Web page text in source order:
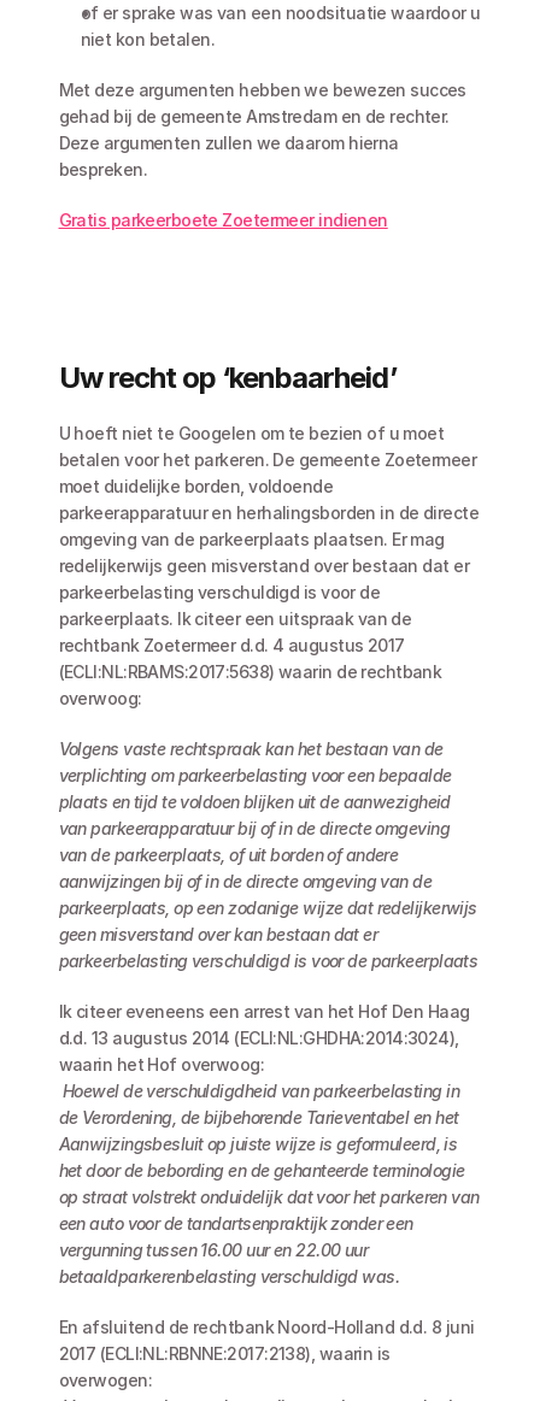
of er sprake was van een noodsituatie waardoor u
niet kon betalen.
Met deze argumenten hebben we bewezen succes
gehad bij de gemeente Amstredam en de rechter.
Deze argumenten zullen we daarom hierna
bespreken.
Gratis parkeerboete Zoetermeer indienen
Uw recht op ‘kenbaarheid’
U hoeft niet te Googelen om te bezien of u moet
betalen voor het parkeren. De gemeente Zoetermeer
moet duidelijke borden, voldoende
parkeerapparatuur en herhalingsborden in de directe
omgeving van de parkeerplaats plaatsen. Er mag
redelijkerwijs geen misverstand over bestaan dat er
parkeerbelasting verschuldigd is voor de
parkeerplaats. Ik citeer een uitspraak van de
rechtbank Zoetermeer d.d. 4 augustus 2017
(ECLI:NL:RBAMS:2017:5638) waarin de rechtbank
overwoog:
Volgens vaste rechtspraak kan het bestaan van de
verplichting om parkeerbelasting voor een bepaalde
plaats en tijd te voldoen blijken uit de aanwezigheid
van parkeerapparatuur bij of in de directe omgeving
van de parkeerplaats, of uit borden of andere
aanwijzingen bij of in de directe omgeving van de
parkeerplaats, op een zodanige wijze dat redelijkerwijs
geen misverstand over kan bestaan dat er
parkeerbelasting verschuldigd is voor de parkeerplaats
Ik citeer eveneens een arrest van het Hof Den Haag
d.d. 13 augustus 2014 (ECLI:NL:GHDHA:2014:3024),
waarin het Hof overwoog:
Hoewel de verschuldigdheid van parkeerbelasting in
de Verordening, de bijbehorende Tarieventabel en het
Aanwijzingsbesluit op juiste wijze is geformuleerd, is
het door de bebording en de gehanteerde terminologie
op straat volstrekt onduidelijk dat voor het parkeren van
een auto voor de tandartsenpraktijk zonder een
vergunning tussen 16.00 uur en 22.00 uur
betaaldparkerenbelasting verschuldigd was.
En afsluitend de rechtbank Noord-Holland d.d. 8 juni
2017 (ECLI:NL:RBNNE:2017:2138), waarin is
overwogen: